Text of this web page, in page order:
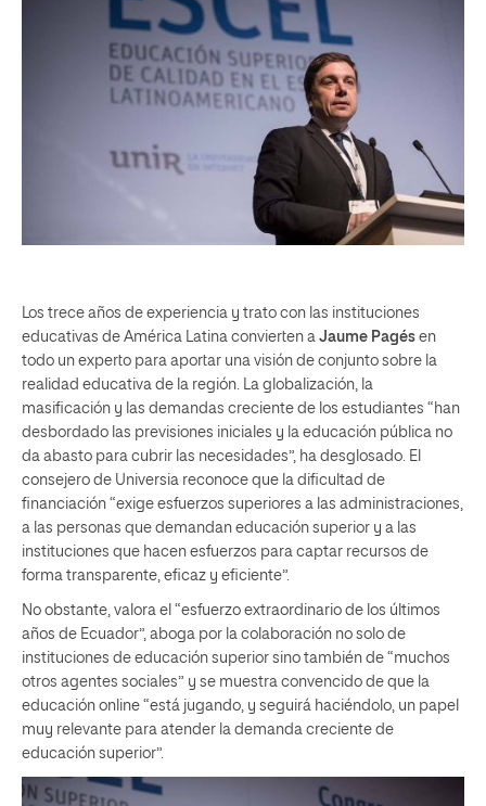
Los trece años de experiencia y trato con las instituciones
educativas de América Latina convierten a Jaume Pagés en
todo un experto para aportar una visión de conjunto sobre la
realidad educativa de la región. La globalización, la
masificación y las demandas creciente de los estudiantes “han
desbordado las previsiones iniciales y la educación pública no
da abasto para cubrir las necesidades”, ha desglosado. El
consejero de Universia reconoce que la dificultad de
financiación “exige esfuerzos superiores a las administraciones,
a las personas que demandan educación superior y a las
instituciones que hacen esfuerzos para captar recursos de
forma transparente, eficaz y eficiente”.
No obstante, valora el “esfuerzo extraordinario de los últimos
años de Ecuador”, aboga por la colaboración no solo de
instituciones de educación superior sino también de “muchos
otros agentes sociales” y se muestra convencido de que la
educación online “está jugando, y seguirá haciéndolo, un papel
muy relevante para atender la demanda creciente de
educación superior”.